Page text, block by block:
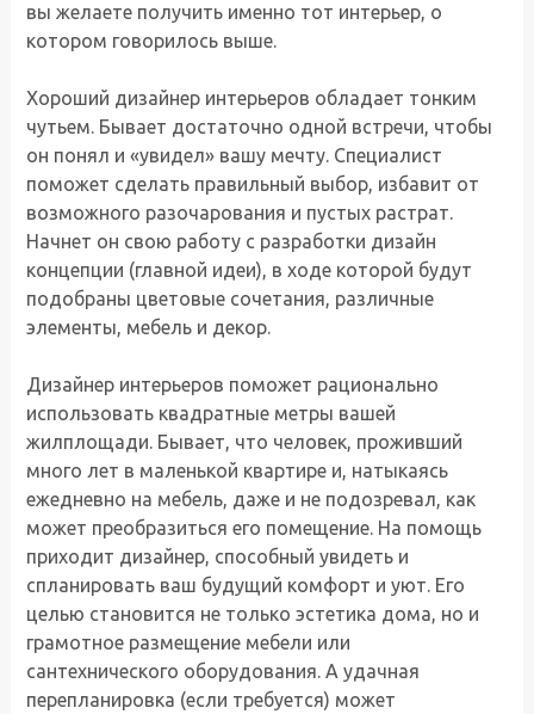
вы желаете получить именно тот интерьер, о
котором говорилось выше.
Хороший дизайнер интерьеров обладает тонким
чутьем. Бывает достаточно одной встречи, чтобы
он понял и «увидел» вашу мечту. Специалист
поможет сделать правильный выбор, избавит от
возможного разочарования и пустых растрат.
Начнет он свою работу с разработки дизайн
концепции (главной идеи), в ходе которой будут
подобраны цветовые сочетания, различные
элементы, мебель и декор.
Дизайнер интерьеров поможет рационально
использовать квадратные метры вашей
жилплощади. Бывает, что человек, проживший
много лет в маленькой квартире и, натыкаясь
ежедневно на мебель, даже и не подозревал, как
может преобразиться его помещение. На помощь
приходит дизайнер, способный увидеть и
спланировать ваш будущий комфорт и уют. Его
целью становится не только эстетика дома, но и
грамотное размещение мебели или
сантехнического оборудования. А удачная
перепланировка (если требуется) может